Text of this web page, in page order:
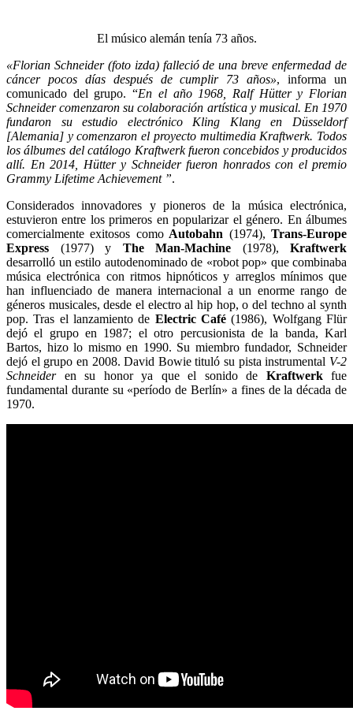
El músico alemán tenía 73 años.
«Florian Schneider (foto izda) falleció de una breve enfermedad de
cáncer pocos días después de cumplir 73 años», informa un
comunicado del grupo. “En el año 1968, Ralf Hütter y Florian
Schneider comenzaron su colaboración artística y musical. En 1970
fundaron su estudio electrónico Kling Klang en Düsseldorf
[Alemania] y comenzaron el proyecto multimedia Kraftwerk. Todos
los álbumes del catálogo Kraftwerk fueron concebidos y producidos
allí. En 2014, Hütter y Schneider fueron honrados con el premio
Grammy Lifetime Achievement ”.
Considerados innovadores y pioneros de la música electrónica,
estuvieron entre los primeros en popularizar el género. En álbumes
comercialmente exitosos comoAutobahn (1974),Trans-Europe
Express (1977) y The Man-Machine (1978), Kraftwerk
desarrolló un estilo autodenominado de «robot pop» que combinaba
música electrónica con ritmos hipnóticos y arreglos mínimos que
han influenciado de manera internacional a un enorme rango de
géneros musicales, desde el electro al hip hop, o del techno al synth
pop. Tras el lanzamiento de Electric Café (1986), Wolfgang Flür
dejó el grupo en 1987; el otro percusionista de la banda, Karl
Bartos, hizo lo mismo en 1990. Su miembro fundador, Schneider
dejó el grupo en 2008. David Bowie tituló su pista instrumental V-2
Schneideren su honor ya que el sonido de Kraftwerkfue
fundamental durante su «período de Berlín» a fines de la década de
1970.